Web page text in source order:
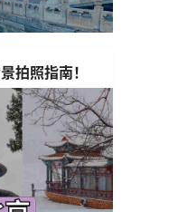
拍照指南！